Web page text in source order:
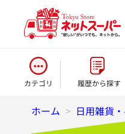
カテゴリ 履歴から探す
ホーム > 日用雑貨